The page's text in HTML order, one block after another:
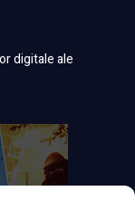
digitale ale